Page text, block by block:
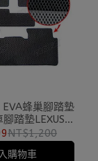
EVA蜂巢腳踏墊
踏墊LEXUS -
、灰色 2色選
擇)
NT$1,200
購物車